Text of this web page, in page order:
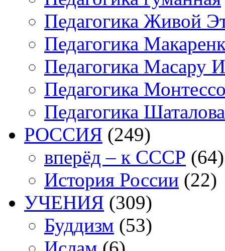
Педагогика Живой
Педагогика
Педагогика Масару
Педагогика
Педагогика Шаталова
РОССИЯ (249)
вперёд – к СССР (64)
История России (22)
УЧЕНИЯ (309)
Буддизм (53)